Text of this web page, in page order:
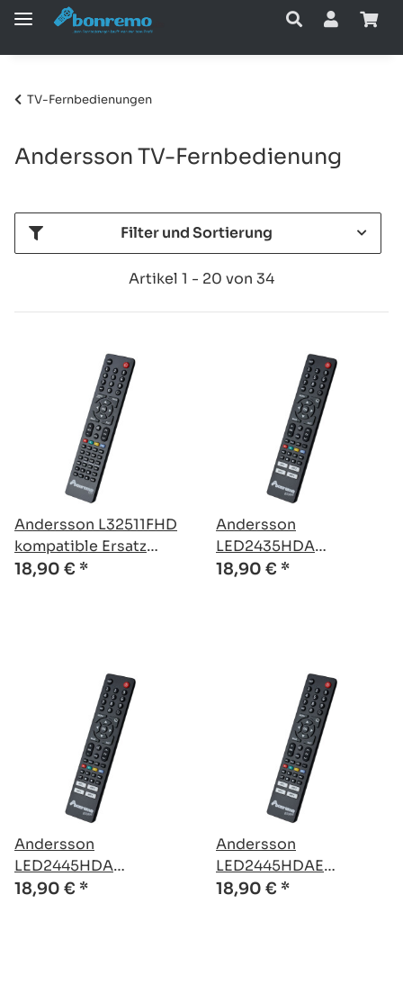
TV-Fernbedienungen
Andersson TV-Fernbedienung
Filter und Sortierung
Artikel 1 - 20 von 34
Andersson L32511FHD
kompatible Ersatz
Fernbedienung
18,90 € *
Andersson
LED2435HDA
kompatible Ersatz
18,90 € *
Andersson
LED2445HDA
kompatible Ersatz
18,90 € *
Andersson
LED2445HDAE
kompatible Ersatz
18,90 € *